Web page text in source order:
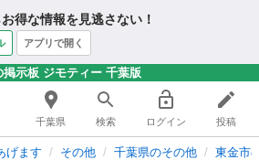
得な情報を見逃さない！
アプリで開く
掲示板 ジモティー 千葉版
千葉県 検索 ログイン 投稿
げます その他 千葉県のその他 東金市